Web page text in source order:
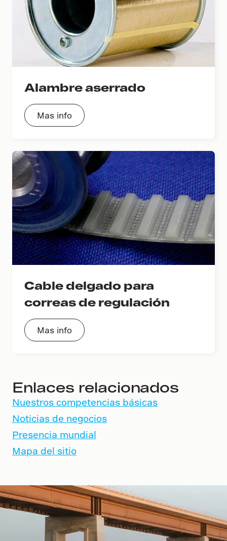
Alambre aserrado
Mas info
Cable delgado para
correas de regulación
Mas info
Enlaces relacionados
Nuestros competencias básicas
Noticias de negocios
Presencia mundial
Mapa del sitio